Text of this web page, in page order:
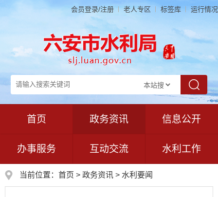
会员登录/注册 老人专区 标签库 运行情况
首页 政务资讯 信息公开
办事服务 互动交流 水利工作
当前位置： 首页 > 政务资讯 > 水利要闻